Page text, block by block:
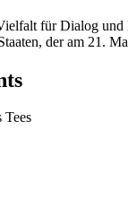
für Dialog und
der am 21.
Tees